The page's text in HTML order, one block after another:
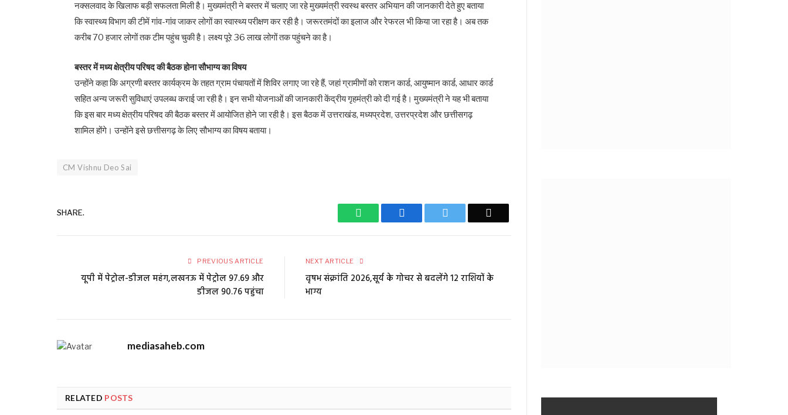
नक्सलवाद के खिलाफ बड़ी सफलता मिली है। मुख्यमंत्री ने बस्तर में चलाए जा रहे मुख्यमंत्री स्वस्थ बस्तर अभियान की जानकारी देते हुए बताया
कि स्वास्थ्य विभाग की टीमें गांव-गांव जाकर लोगों का स्वास्थ्य परीक्षण कर रही है। जरूरतमंदों का इलाज और रेफरल भी किया जा रहा है। अब तक
करीब 70 हजार लोगों तक टीम पहुंच चुकी है। लक्ष्य पूरे 36 लाख लोगों तक पहुंचने का है।
बस्तर में मध्य क्षेत्रीय परिषद की बैठक होना सौभाग्य का विषय
उन्होंने कहा कि अग्रणी बस्तर कार्यक्रम के तहत ग्राम पंचायतों में शिविर लगाए जा रहे हैं, जहां ग्रामीणों को राशन कार्ड, आयुष्मान कार्ड, आधार कार्ड
सहित अन्य जरूरी सुविधाएं उपलब्ध कराई जा रही है। इन सभी योजनाओं की जानकारी केंद्रीय गृहमंत्री को दी गई है। मुख्यमंत्री ने यह भी बताया
कि इस बार मध्य क्षेत्रीय परिषद की बैठक बस्तर में आयोजित होने जा रही है। इस बैठक में उत्तराखंड, मध्यप्रदेश, उत्तरप्रदेश और छत्तीसगढ़
शामिल होंगे। उन्होंने इसे छत्तीसगढ़ के लिए सौभाग्य का विषय बताया।
CM Vishnu Deo Sai
SHARE. WhatsApp Facebook
PREVIOUS ARTICLE
यूपी में पेट्रोल-डीजल महंग,लखनऊ में पेट्रोल ₹97.69 और
डीजल ₹90.76 पहुंचा
NEXT ARTICLE
वृषभ संक्रांति 2026,सूर्य के गोचर से बदलेंगे 12 राशियों के
भाग्य
mediasaheb.com
RELATED POSTS